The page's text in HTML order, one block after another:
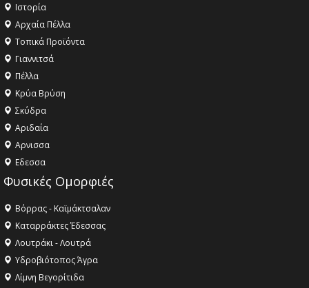
Ιστορία
Αρχαία Πέλλα
Τοπικά Προϊόντα
Γιαννιτσά
Πέλλα
Κρύα Βρύση
Σκύδρα
Αριδαία
Aρνισσα
Eδεσσα
Φυσικές Ομορφιές
Βόρρας - Καϊμάκτσαλαν
Καταρράκτες Έδεσσας
Λουτράκι - Λουτρά
Υδροβιότοπος Άγρα
Λίμνη Βεγορίτιδα